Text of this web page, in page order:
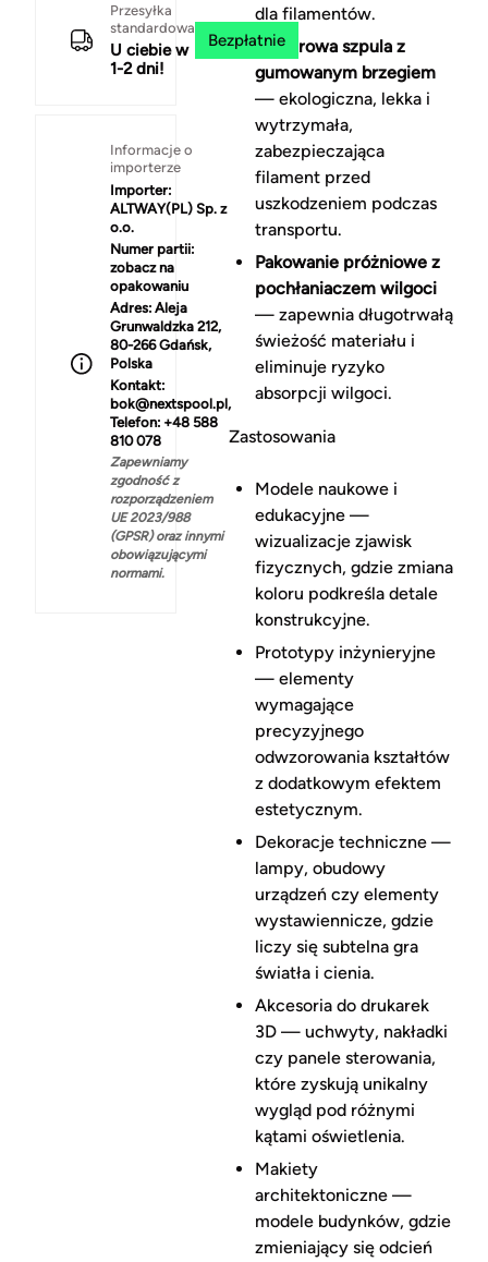
Przesyłka
standardowa
U ciebie w
1-2 dni!
Bezpłatnie
Informacje o
importerze
Importer:
ALTWAY(PL) Sp. z
o.o.
Numer partii:
zobacz na
opakowaniu
Adres: Aleja
Grunwaldzka 212,
80-266 Gdańsk,
Polska
Kontakt:
bok@nextspool.pl,
Telefon: +48 588
810 078
Zapewniamy
zgodność z
rozporządzeniem
UE 2023/988
(GPSR) oraz innymi
obowiązującymi
normami.
dla filamentów.
Papierowa szpula z
gumowanym brzegiem
— ekologiczna, lekka i
wytrzymała,
zabezpieczająca
filament przed
uszkodzeniem podczas
transportu.
Pakowanie próżniowe z
pochłaniaczem wilgoci
— zapewnia długotrwałą
świeżość materiału i
eliminuje ryzyko
absorpcji wilgoci.
Zastosowania
Modele naukowe i
edukacyjne —
wizualizacje zjawisk
fizycznych, gdzie zmiana
koloru podkreśla detale
konstrukcyjne.
Prototypy inżynieryjne
— elementy
wymagające
precyzyjnego
odwzorowania kształtów
z dodatkowym efektem
estetycznym.
Dekoracje techniczne —
lampy, obudowy
urządzeń czy elementy
wystawiennicze, gdzie
liczy się subtelna gra
światła i cienia.
Akcesoria do drukarek
3D — uchwyty, nakładki
czy panele sterowania,
które zyskują unikalny
wygląd pod różnymi
kątami oświetlenia.
Makiety
architektoniczne —
modele budynków, gdzie
zmieniający się odcień